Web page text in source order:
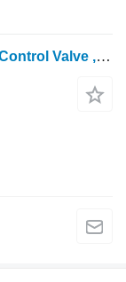
Ford Tw20, Tw15, Tw5, Tw30, 8630 Pto Control Valve , D8nnn7 D8NNB729AB для трактора колесного